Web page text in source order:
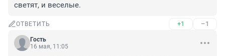
светят, и веселые.
ОТВЕТИТЬ +1 –1
Гость
16 мая, 11:05